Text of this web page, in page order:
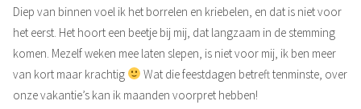
Diep van binnen voel ik het borrelen en kriebelen, en dat is niet voor
het eerst. Het hoort een beetje bij mij, dat langzaam in de stemming
komen. Mezelf weken mee laten slepen, is niet voor mij, ik ben meer
van kort maar krachtig
Wat die feestdagen betreft tenminste, over
onze vakantie’s kan ik maanden voorpret hebben!